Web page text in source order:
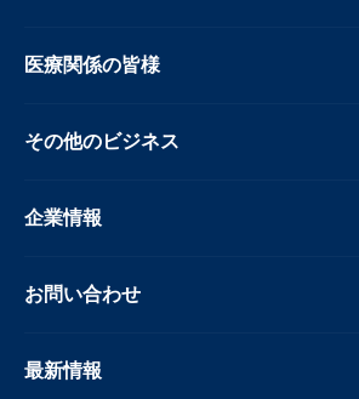
医療関係の皆様
その他のビジネス
企業情報
お問い合わせ
最新情報